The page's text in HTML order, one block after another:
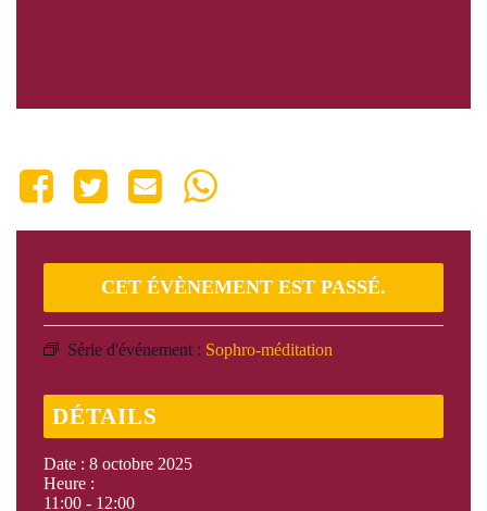
CET ÉVÈNEMENT EST PASSÉ.
Série d'événement : Sophro-méditation
DÉTAILS
Date : 8 octobre 2025
Heure :
11:00 - 12:00